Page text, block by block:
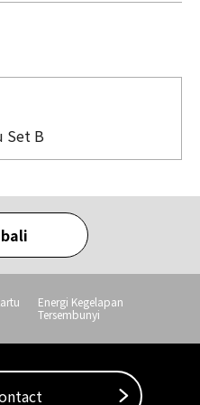
Set B
Energi Kegelapan
Tersembunyi